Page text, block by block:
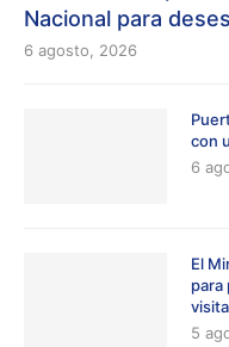
Nacional para
6 agosto, 2026
con
6
El
para
5